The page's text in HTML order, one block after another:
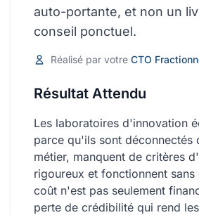
Voir toutes les solutions
Ressources
ARTICLES
Qu'est-ce qu'un CTO fractionné ?
CTO externalisé vs salarié
Comment recruter un CTO
auto-portante, et non un
conseil ponctuel.
Réalisé par votre CTO
Résultat Attendu
Les laboratoires d'innovation
parce qu'ils sont déconnectés
métier, manquent de critères
rigoureux et fonctionnent sans
coût n'est pas seulement
perte de crédibilité qui rend